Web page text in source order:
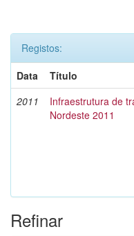
Registos:
Data
Título
2011
Infraestrutura de
Nordeste 2011
Refinar